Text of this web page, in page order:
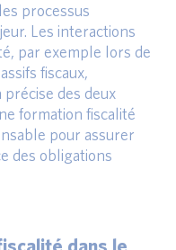
processus
Les interactions
par exemple lors de
fiscaux,
des deux
formation fiscalité
pour assurer
des obligations
dans le